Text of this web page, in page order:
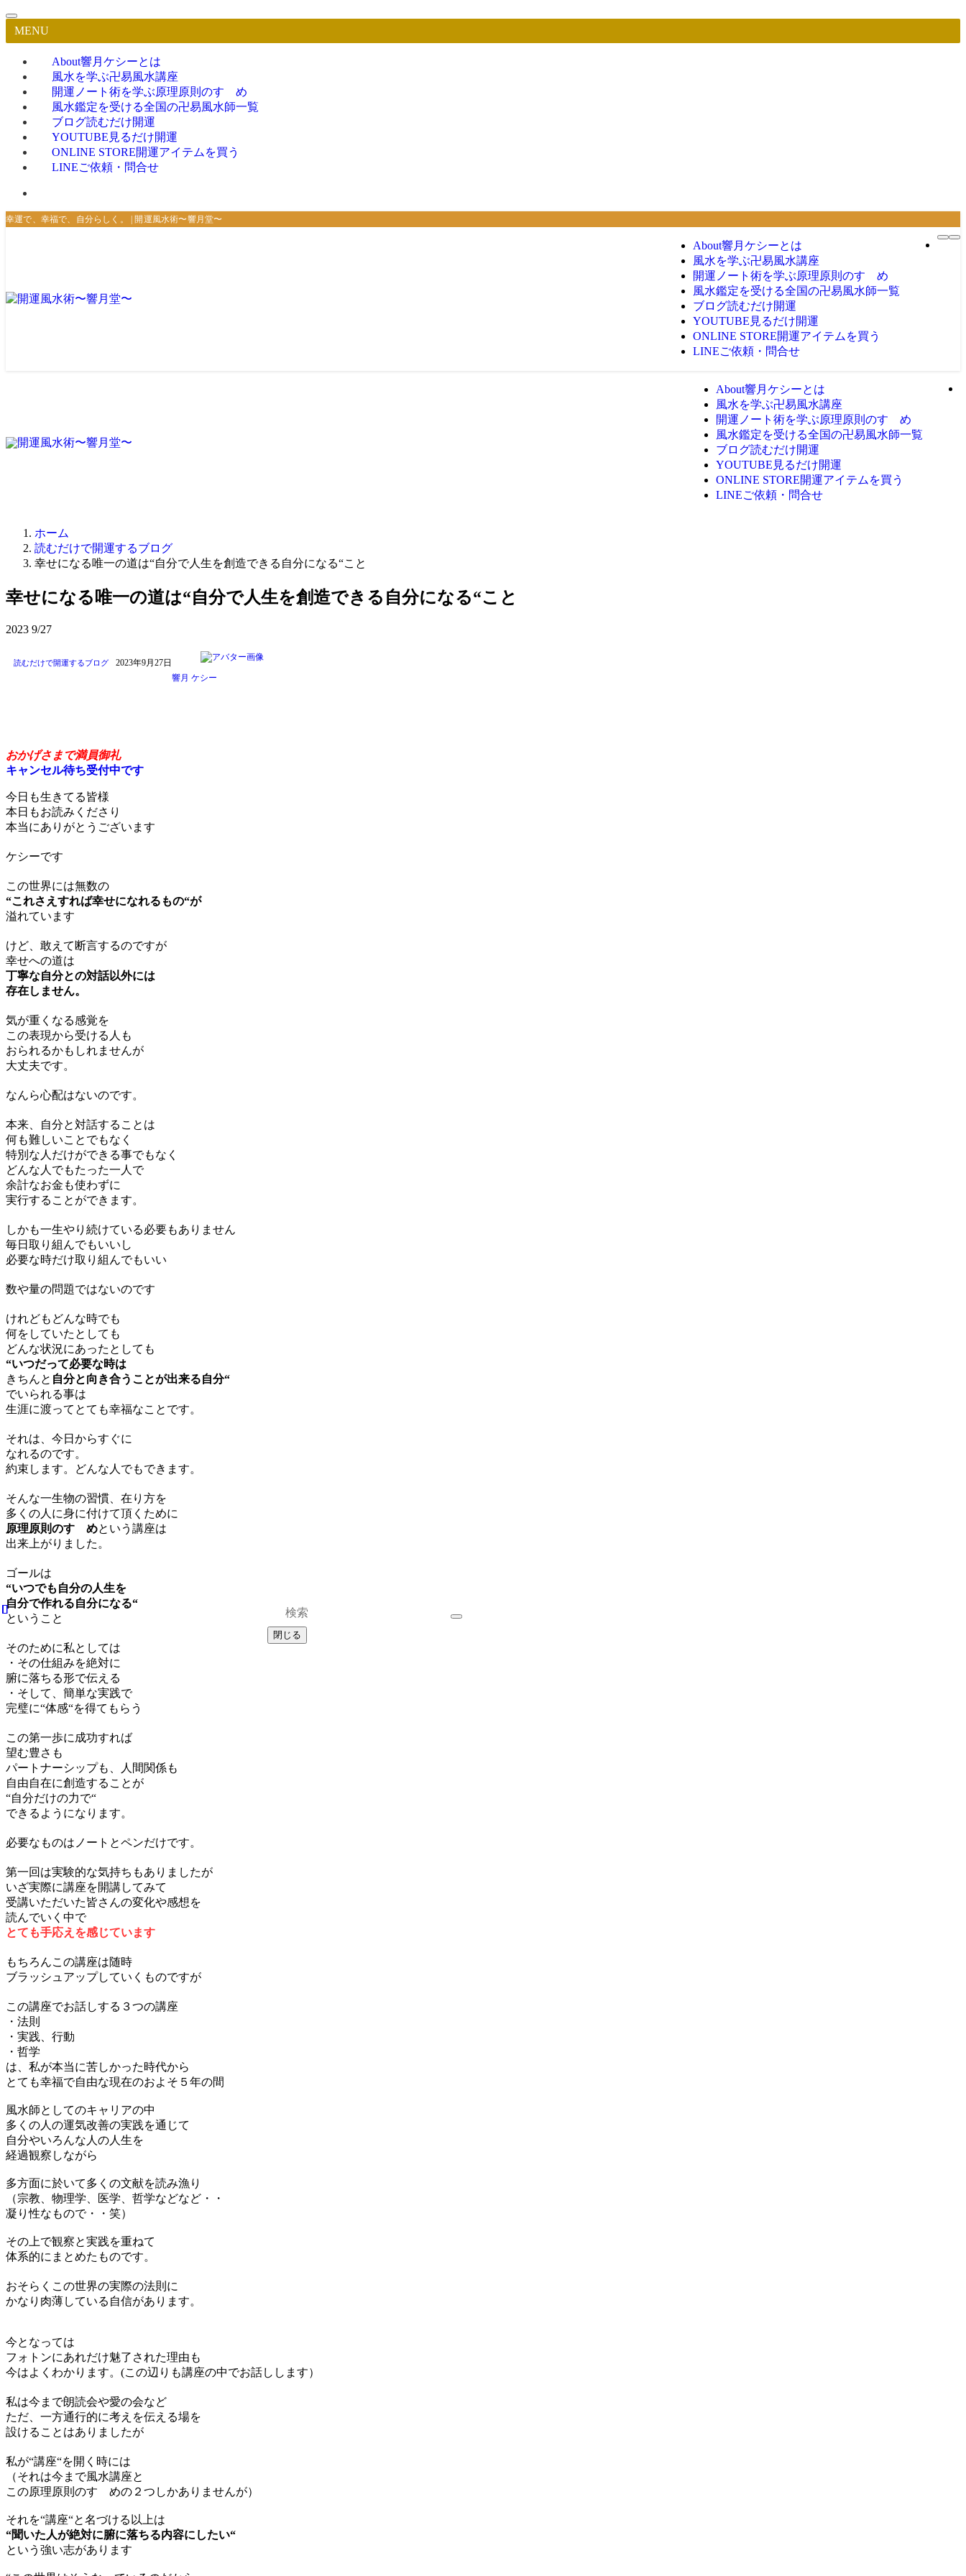
MENU
About響月ケシーとは
風水を学ぶ卍易風水講座
開運ノート術を学ぶ原理原則のすゝめ
風水鑑定を受ける全国の卍易風水師一覧
ブログ読むだけ開運
YOUTUBE 見るだけ開運
ONLINE STORE開運アイテムを買う
LINEご依頼・問合せ
幸運で、幸福で、自分らしく。 | 開運風水術〜響月堂〜
About響月ケシーとは
風水を学ぶ卍易風水講座
開運ノート術を学ぶ原理原則のすゝめ
風水鑑定を受ける全国の卍易風水師一覧
ブログ読むだけ開運
YOUTUBE 見るだけ開運
ONLINE STORE開運アイテムを買う
LINEご依頼・問合せ
About響月ケシーとは
風水を学ぶ卍易風水講座
開運ノート術を学ぶ原理原則のすゝめ
風水鑑定を受ける全国の卍易風水師一覧
ブログ読むだけ開運
YOUTUBE 見るだけ開運
ONLINE STORE開運アイテムを買う
LINEご依頼・問合せ
ホーム
読むだけで開運するブログ
幸せになる唯一の道は“自分で人生を創造できる自分になる“こと
幸せになる唯一の道は“自分で人生を創造できる自分になる“こと
2023 9/27
読むだけで開運するブログ
2023年9月27日
響月 ケシー
おかげさまで満員御礼
キャンセル待ち受付中です
今日も生きてる皆様
本日もお読みくださり
本当にありがとうございます
ケシーです
この世界には無数の
“これさえすれば幸せになれるもの“が
溢れています
けど、敢えて断言するのですが
幸せへの道は
丁寧な自分との対話以外には
存在しません。
気が重くなる感覚を
この表現から受ける人も
おられるかもしれませんが
大丈夫です。
なんら心配はないのです。
本来、自分と対話することは
何も難しいことでもなく
特別な人だけができる事でもなく
どんな人でもたった一人で
余計なお金も使わずに
実行することができます。
しかも一生やり続けている必要もありません
毎日取り組んでもいいし
必要な時だけ取り組んでもいい
数や量の問題ではないのです
けれどもどんな時でも
何をしていたとしても
どんな状況にあったとしても
“いつだって必要な時は
きちんと 自分と向き合うことが出来る自分“
でいられる事は
生涯に渡ってとても幸福なことです。
それは、今日からすぐに
なれるのです。
約束します。どんな人でもできます。
そんな一生物の習慣、在り方を
多くの人に身に付けて頂くために
原理原則のすゝめという講座は
出来上がりました。
ゴールは
“いつでも自分の人生を
自分で作れる自分になる“
ということ
そのために私としては
・その仕組みを絶対に
腑に落ちる形で伝える
・そして、簡単な実践で
完璧に“体感“を得てもらう
この第一歩に成功すれば
望む豊さも
パートナーシップも、人間関係も
自由自在に創造することが
“自分だけの力で“
できるようになります。
必要なものはノートとペンだけです。
第一回は実験的な気持ちもありましたが
いざ実際に講座を開講してみて
受講いただいた皆さんの変化や感想を
読んでいく中で
とても手応えを感じています
もちろんこの講座は随時
ブラッシュアップしていくものですが
この講座でお話しする３つの講座
・法則
・実践、行動
・哲学
は、私が本当に苦しかった時代から
とても幸福で自由な現在のおよそ５年の間
風水師としてのキャリアの中
多くの人の運気改善の実践を通じて
自分やいろんな人の人生を
経過観察しながら
多方面に於いて多くの文献を読み漁り
（宗教、物理学、医学、哲学などなど・・
凝り性なもので・・笑）
その上で観察と実践を重ねて
体系的にまとめたものです。
おそらくこの世界の実際の法則に
かなり肉薄している自信があります。
今となっては
フォトンにあれだけ魅了された理由も
今はよくわかります。(この辺りも講座の中でお話しします）
私は今まで朗読会や愛の会など
ただ、一方通行的に考えを伝える場を
設けることはありましたが
私が“講座“を開く時には
（それは今まで風水講座と
この原理原則のすゝめの２つしかありませんが）
それを“講座“と名づける以上は
“聞いた人が絶対に腑に落ちる内容にしたい“
という強い志があります
閉じる